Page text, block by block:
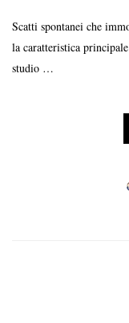
Scatti spontanei che
la caratteristica
studio …